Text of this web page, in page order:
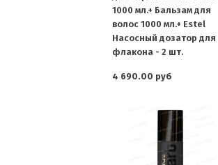
1000 мл.+ Бальзам для
волос 1000 мл.+ Estel
Насосный дозатор для
флакона - 2 шт.
4 690.00 руб